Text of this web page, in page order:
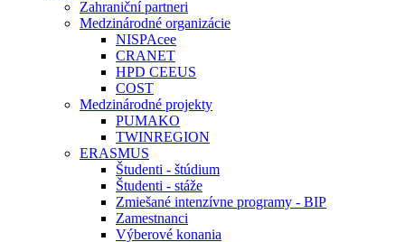
Zahraniční partneri
Medzinárodné organizácie
NISPAcee
CRANET
HPD CEEUS
COST
Medzinárodné projekty
PUMAKO
TWINREGION
ERASMUS
Študenti - štúdium
Študenti - stáže
Zmiešané intenzívne programy - BIP
Zamestnanci
Výberové konania